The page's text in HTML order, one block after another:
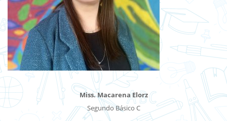
Miss. Macarena Elorz
Segundo Básico C